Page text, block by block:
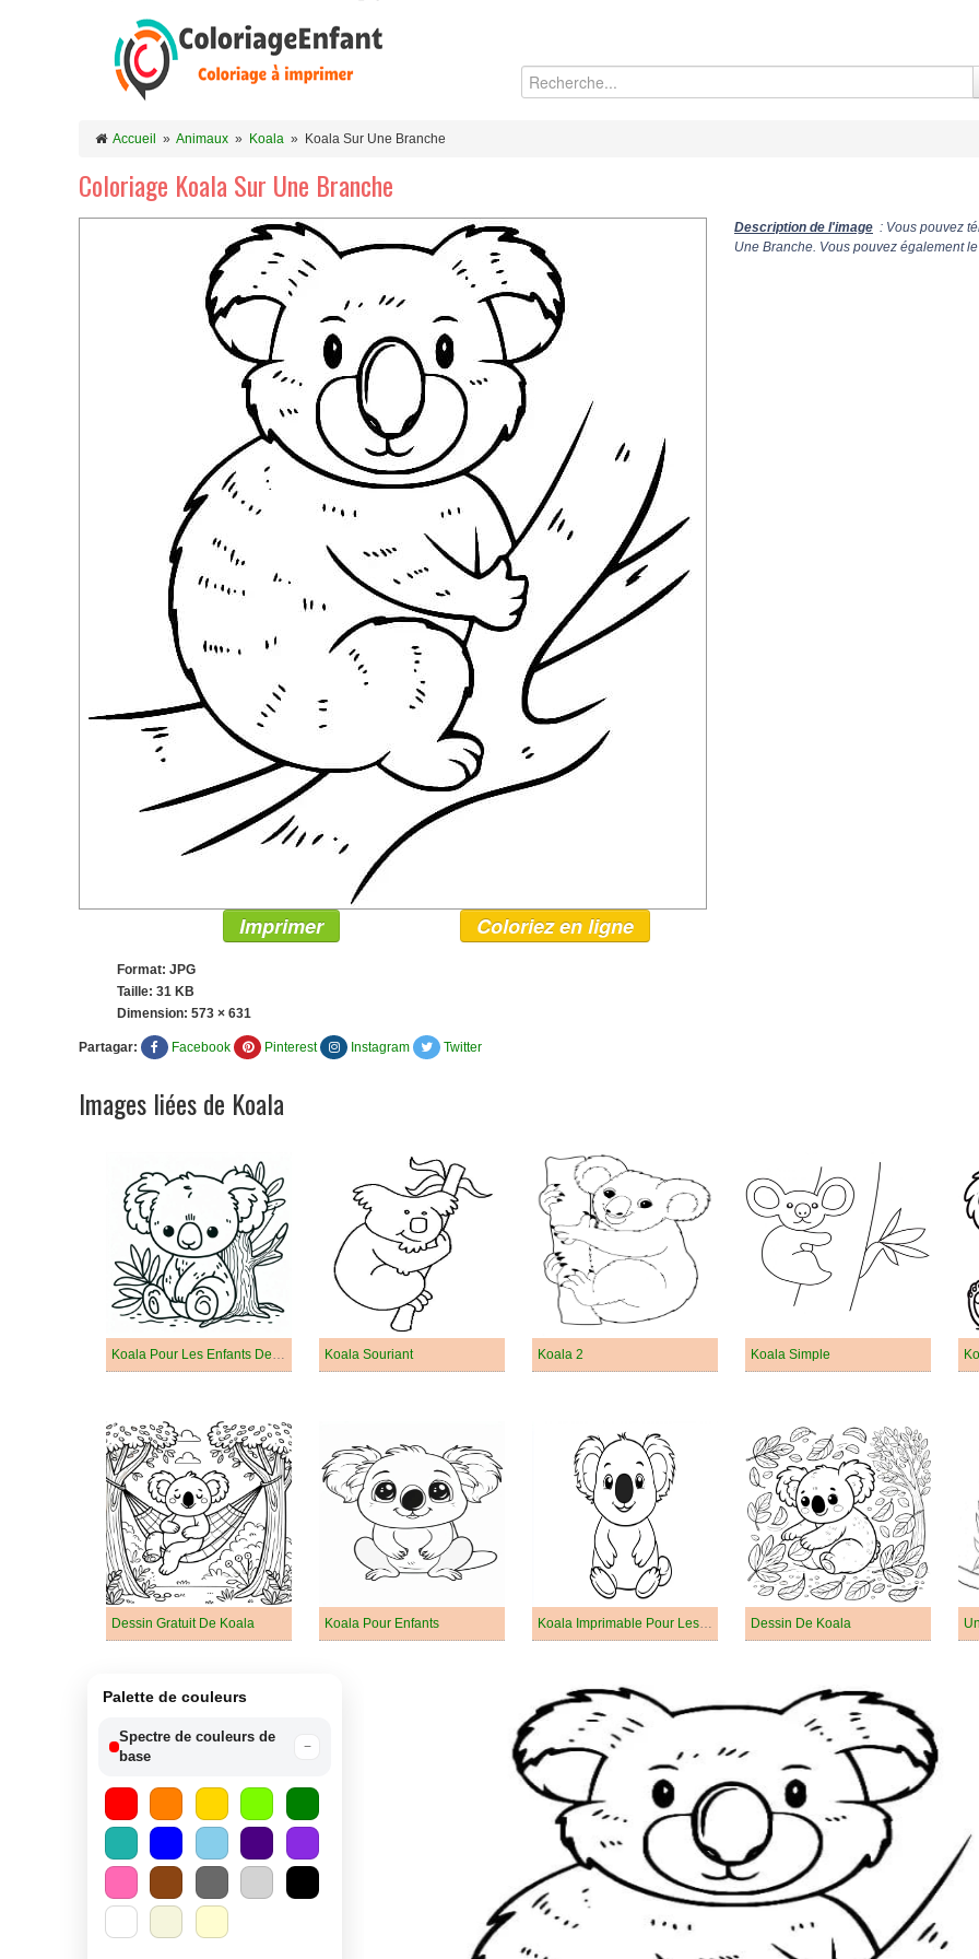
Accueil » Animaux » Koala » Koala Sur Une Branche
Coloriage Koala Sur Une Branche
Description de l'image : Vous pouvez
Une Branche. Vous pouvez également
Imprimer Coloriez en ligne
Format: JPG
Taille: 31 KB
Dimension: 573 × 631
Partagar: Facebook Pinterest Instagram Twitter
Images liées de Koala
Koala Pour Les Enfants De 2 An Koala Souriant Koala 2 Koala Simple
Dessin Gratuit De Koala Koala Pour Enfants Koala Imprimable Pour Les Enfants Dessin De Koala
Palette de couleurs
Spectre de couleurs de
base
−